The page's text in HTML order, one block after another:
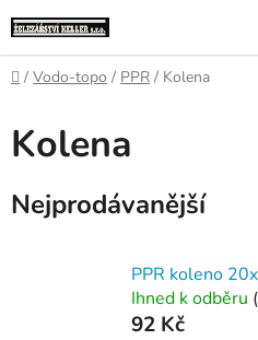
na
obsah
Domů
/ Vodo-topo / PPR / Kolena
Kolena
Nejprodávanější
PPR koleno
Ihned k odběru
92 Kč